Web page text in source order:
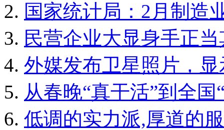
国家统计局：2月制造
民营企业大显身手正
外媒发布卫星照片，
从春晚“真干活”到全国
低调的实力派,厚道的